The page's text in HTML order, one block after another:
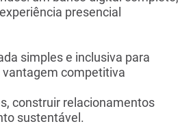
presencial
simples e inclusiva para
competitiva
construir relacionamentos
sustentável.